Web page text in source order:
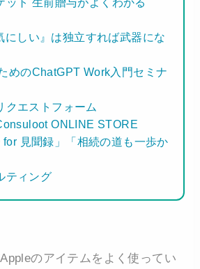
しい』は独立すれば武器にな
めのChatGPT Work入門セミナ
クエストフォーム
ONLINE STORE
見聞録」「相続の道も一歩か
ティング
のアイテムをよく使ってい